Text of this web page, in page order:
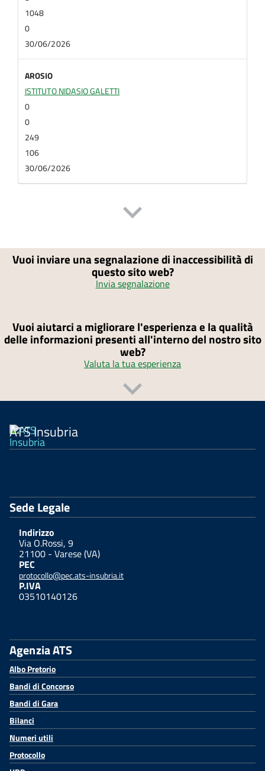
1048
0
30/06/2026
AROSIO
ISTITUTO NIDASIO GALETTI
0
0
249
106
30/06/2026
Vuoi inviare una segnalazione di inaccessibilità di
questo sito web?
Invia segnalazione
Vuoi aiutarci a migliorare l'esperienza e la qualità
delle informazioni presenti all'interno del nostro sito
web?
Valuta la tua esperienza
ATS Insubria
Sede Legale
Indirizzo
Via O.Rossi, 9
21100 - Varese (VA)
PEC
protocollo@pec.ats-insubria.it
P.IVA
03510140126
Agenzia ATS
Albo Pretorio
Bandi di Concorso
Bandi di Gara
Bilanci
Numeri utili
Protocollo